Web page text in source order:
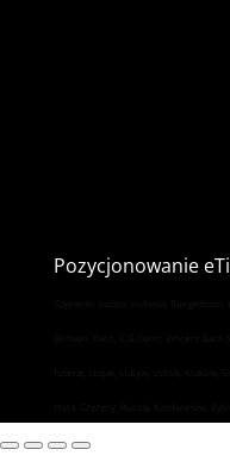
Pozycjonowanie